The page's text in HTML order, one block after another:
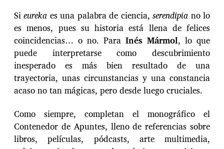
Sieureka es una palabra de ciencia,serendipia no lo
es menos, pues su historia está llena de felices
coincidencias… o no. Para Inés Mármol, lo que
puede interpretarse como descubrimiento
inesperado es más bien resultado de una
trayectoria, unas circunstancias y una constancia
acaso no tan mágicas, pero desde luego cruciales.
Como siempre, completan el monográfico el
Contenedor de Apuntes, lleno de referencias sobre
libros, películas, pódcasts, arte multimedia,